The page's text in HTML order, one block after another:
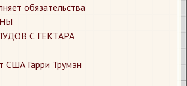
обязательства
С ГЕКТАРА
США Гарри Трумэн